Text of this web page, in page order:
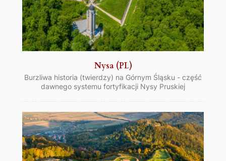
Nysa (PL)
dawnego systemu fortyfikacji Nysy Pruskiej